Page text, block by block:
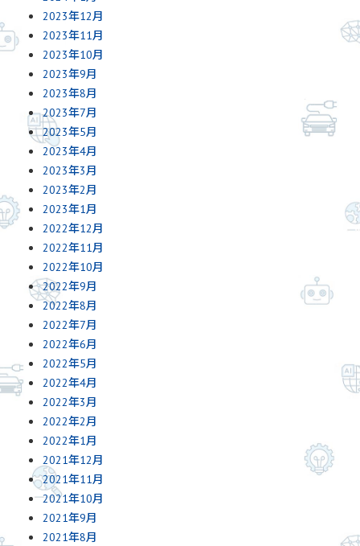
2023年12月
2023年11月
2023年10月
2023年9月
2023年8月
2023年7月
2023年5月
2023年4月
2023年3月
2023年2月
2023年1月
2022年12月
2022年11月
2022年10月
2022年9月
2022年8月
2022年7月
2022年6月
2022年5月
2022年4月
2022年3月
2022年2月
2022年1月
2021年12月
2021年11月
2021年10月
2021年9月
2021年8月